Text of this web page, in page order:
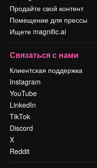
Продайте свой контент
Помещение для прессы
Ищете magnific.ai
Связаться с нами
Клиентская поддержка
Instagram
YouTube
LinkedIn
TikTok
Discord
X
Reddit